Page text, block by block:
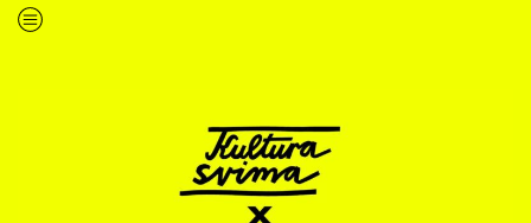
“Kultura svima — 8. edukacija i ćakula, UGIN PGŽ, 3.10.2024.”